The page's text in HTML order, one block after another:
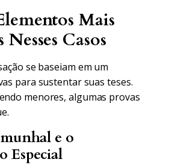
Mais
Casos
se baseiam em um
para sustentar suas teses.
menores, algumas provas
e o
Especial